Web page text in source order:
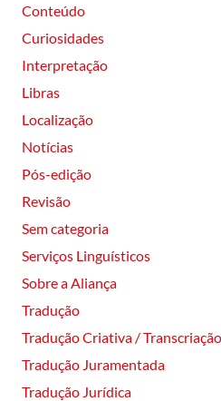
Conteúdo
Curiosidades
Interpretação
Libras
Localização
Notícias
Pós-edição
Revisão
Sem categoria
Serviços Linguísticos
Sobre a Aliança
Tradução
Tradução Criativa / Transcriação
Tradução Juramentada
Tradução Jurídica